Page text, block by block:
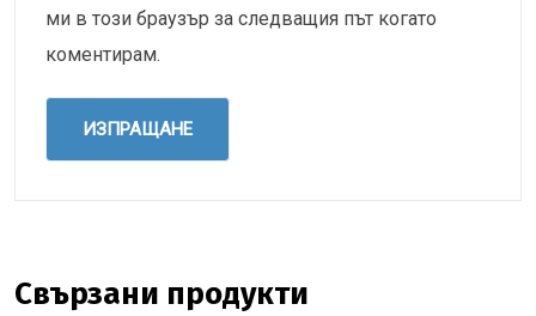
ми в този браузър за следващия път когато
коментирам.
Свързани продукти